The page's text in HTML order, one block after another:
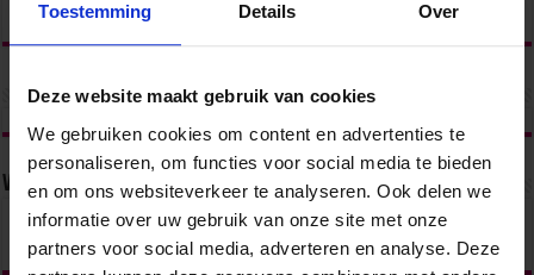
Toestemming Details Over
Deze website maakt gebruik van cookies
We gebruiken cookies om content en advertenties te
personaliseren, om functies voor social media te bieden
en om ons websiteverkeer te analyseren. Ook delen we
informatie over uw gebruik van onze site met onze
partners voor social media, adverteren en analyse. Deze
Volg ons via